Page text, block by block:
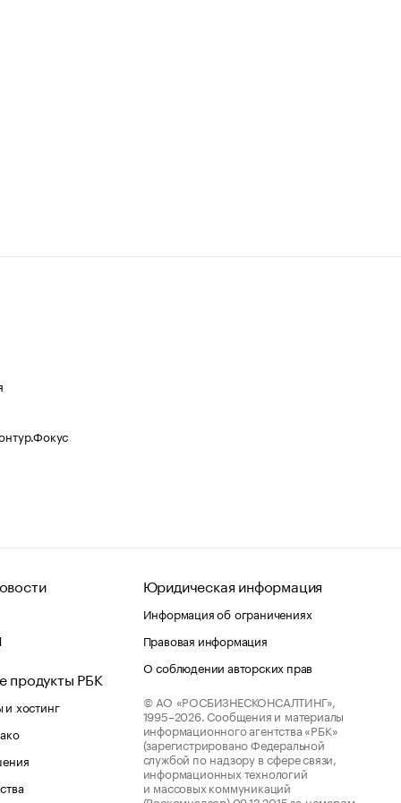
продукты РБК
хостинг
Юридическая информация
Информация об ограничениях
Правовая информация
О соблюдении авторских прав
© АО «РОСБИЗНЕСКОНСАЛТИНГ»,
1995–2026. Сообщения и материалы
информационного агентства «РБК»
(зарегистрировано Федеральной
службой по надзору в сфере связи,
информационных технологий
и массовых коммуникаций